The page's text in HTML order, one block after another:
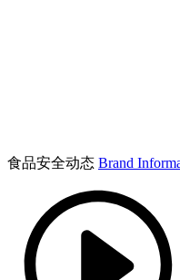
食品安全动态 Brand